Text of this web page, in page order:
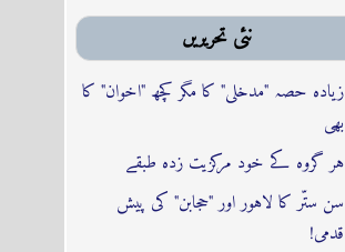
نئى تحريريں
زیادہ حصہ "مدخلی" کا مگر کچھ "اخوان" کا
بھی
ہر گروہ کے خود مرکزیت زدہ طبقے
سن ستّر کا لاہور اور "حجابن" کی پیش
قدمی!